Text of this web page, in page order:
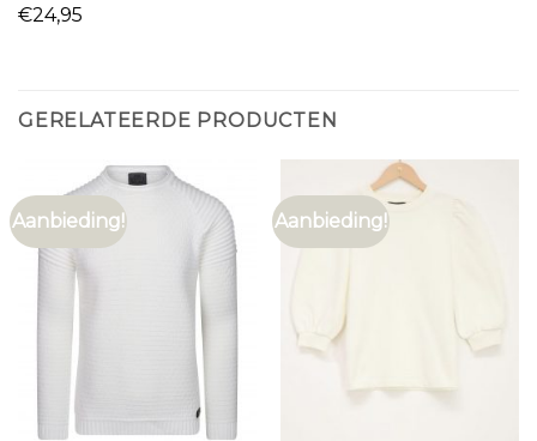
€24,95
GERELATEERDE PRODUCTEN
Aanbieding! Aanbieding!